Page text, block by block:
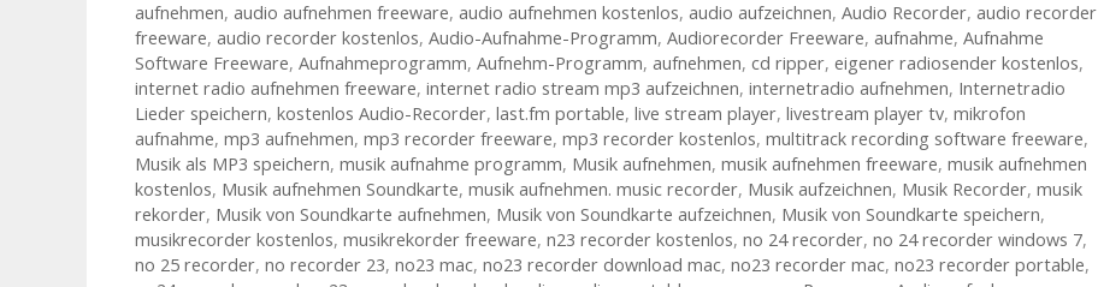
aufnehmen, audio aufnehmen freeware, audio aufnehmen kostenlos, audio aufzeichnen, Audio Recorder, audio recorder
freeware, audio recorder kostenlos, Audio-Aufnahme-Programm, Audiorecorder Freeware, aufnahme, Aufnahme
Software Freeware, Aufnahmeprogramm, Aufnehm-Programm, aufnehmen, cd ripper, eigener radiosender kostenlos,
internet radio aufnehmen freeware, internet radio stream mp3 aufzeichnen, internetradio aufnehmen, Internetradio
Lieder speichern, kostenlos Audio-Recorder, last.fm portable, live stream player, livestream player tv, mikrofon
aufnahme, mp3 aufnehmen, mp3 recorder freeware, mp3 recorder kostenlos, multitrack recording software freeware,
Musik als MP3 speichern, musik aufnahme programm, Musik aufnehmen, musik aufnehmen freeware, musik aufnehmen
kostenlos, Musik aufnehmen Soundkarte, musik aufnehmen. music recorder, Musik aufzeichnen, Musik Recorder, musik
rekorder, Musik von Soundkarte aufnehmen, Musik von Soundkarte aufzeichnen, Musik von Soundkarte speichern,
musikrecorder kostenlos, musikrekorder freeware, n23 recorder kostenlos, no 24 recorder, no 24 recorder windows 7,
no 25 recorder, no recorder 23, no23 mac, no23 recorder download mac, no23 recorder mac, no23 recorder portable,